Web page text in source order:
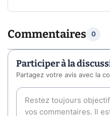
Commentaires 0
Participer à la
Partagez votre avis avec la